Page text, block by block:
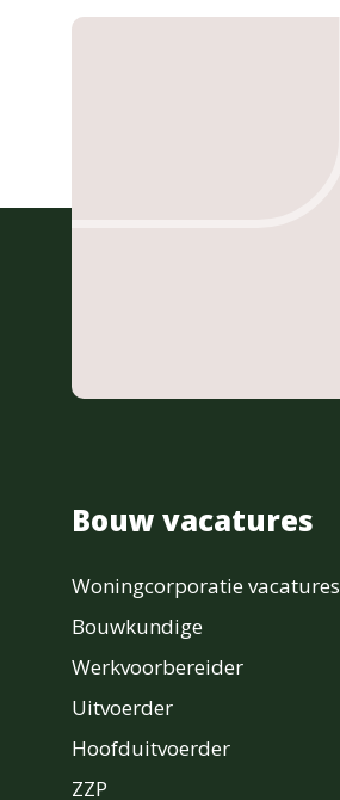
Bouw vacatures
Woningcorporatie vacatures
Bouwkundige
Werkvoorbereider
Uitvoerder
Hoofduitvoerder
ZZP